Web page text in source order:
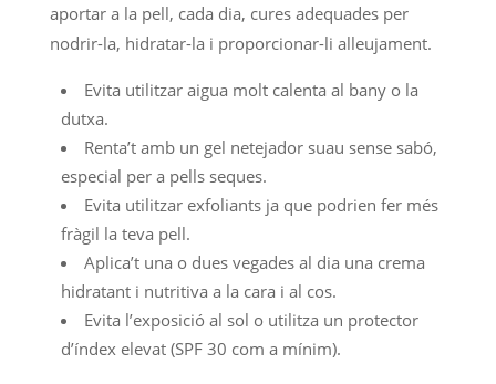
aportar a la pell, cada dia, cures adequades per
nodrir-la, hidratar-la i proporcionar-li alleujament.
Evita utilitzar aigua molt calenta al bany o la
dutxa.
Renta’t amb un gel netejador suau sense sabó,
especial per a pells seques.
Evita utilitzar exfoliants ja que podrien fer més
fràgil la teva pell.
Aplica’t una o dues vegades al dia una crema
hidratant i nutritiva a la cara i al cos.
Evita l’exposició al sol o utilitza un protector
d’índex elevat (SPF 30 com a mínim).